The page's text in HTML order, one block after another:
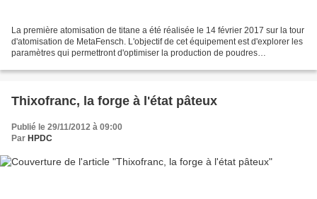
La première atomisation de titane a été réalisée le 14 février 2017 sur la tour
d'atomisation de MetaFensch. L'objectif de cet équipement est d'explorer les
paramètres qui permettront d'optimiser la production de poudres
Thixofranc, la forge à l'état pâteux
Publié le 29/11/2012 à 09:00
Par HPDC